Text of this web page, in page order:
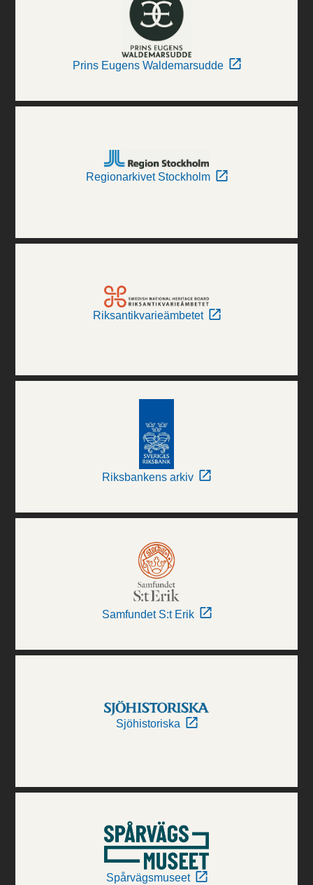
Prins Eugens Waldemarsudde
Regionarkivet Stockholm
Riksantikvarieämbetet
Riksbankens arkiv
Samfundet S:t Erik
Sjöhistoriska
Spårvägsmuseet